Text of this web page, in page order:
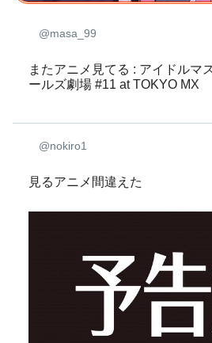
@masa_99
またアニメ見てる : アイドルマ
ールズ劇場 #11 at TOKYO MX
@nokiro1
見るアニメ間違えた